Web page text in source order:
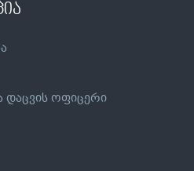
ოფიცერი